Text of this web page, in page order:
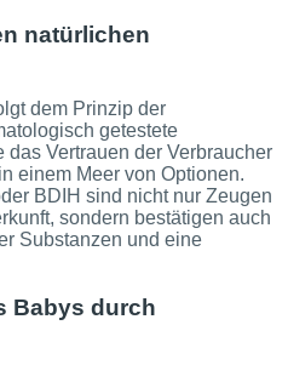
natürlichen
dem Prinzip der
getestete
das Vertrauen der Verbraucher
einem Meer von Optionen.
BDIH sind nicht nur Zeugen
sondern bestätigen auch
Substanzen und eine
Babys durch